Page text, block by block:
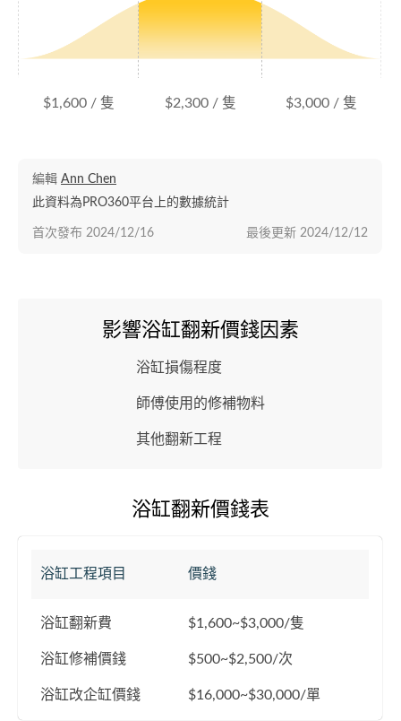
$1,600 / 隻 $2,300 / 隻 $3,000 / 隻
編輯 Ann Chen
此資料為PRO360平台上的數據統計
最後更新 2024/12/12
首次發布 2024/12/16
影響浴缸翻新價錢因素
浴缸損傷程度
師傅使用的修補物料
其他翻新工程
浴缸翻新價錢表
浴缸工程項目 價錢
浴缸翻新費 $1,600~$3,000/隻
浴缸修補價錢 $500~$2,500/次
浴缸改企缸價錢 $16,000~$30,000/單